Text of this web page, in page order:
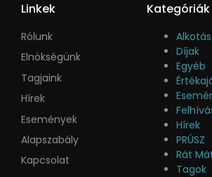
Linkek
Rólunk
Elnökségünk
Tagjaink
Hírek
Események
Alapszabály
Kapcsolat
Kategóriák
Díjak
Egyéb
Hírek
PRÚSZ
Rát
Tagok